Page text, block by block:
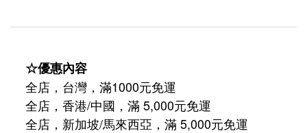
☆優惠內容
全店，台灣，滿1000元免運
全店，香港/中國，滿 5,000元免運
全店，新加坡/馬來西亞，滿 5,000元免運